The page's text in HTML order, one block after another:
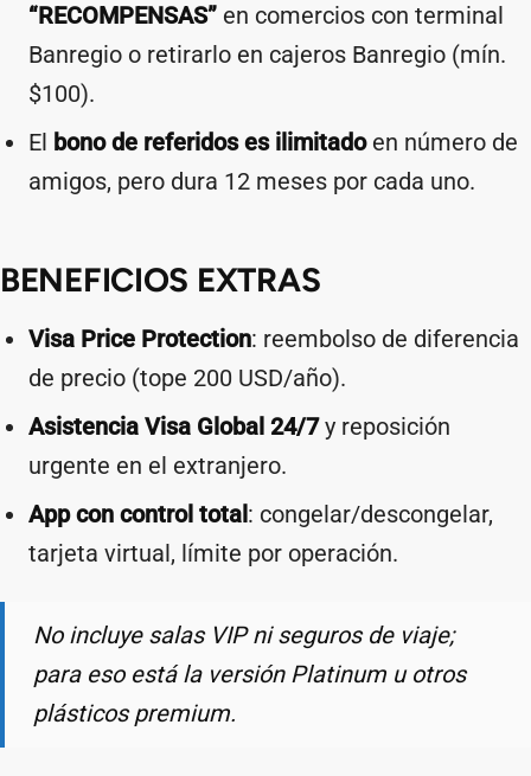
“RECOMPENSAS” en comercios con terminal
Banregio o retirarlo en cajeros Banregio (mín.
$100).
El bono de referidos es ilimitadoen número de
amigos, pero dura 12 meses por cada uno.
BENEFICIOS EXTRAS
Visa Price Protection: reembolso de diferencia
de precio (tope 200 USD/año).
Asistencia Visa Global 24/7y reposición
urgente en el extranjero.
App con control total: congelar/descongelar,
tarjeta virtual, límite por operación.
No incluye salas VIP ni seguros de viaje;
para eso está la versión Platinum u otros
plásticos premium.